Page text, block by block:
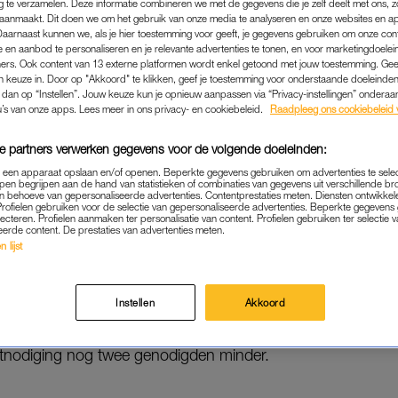
hebben namelijk geen drieduizend dollar over
zijn net zo verontwaardigd als haar eigen reactie.
genodigden waren van plan een vlucht te boeken naar
bruid maar moeilijk accepteren. ‘Oké, ik begrijp het,
te zijn is te veel voor sommigen van jullie. Ik zou voor
de vrouw – die anoniem is gelaten – sarcastisch.
haar feestwensen aan te passen. Dit wil niet
dit keer de bestemming, kostenplaatje: tweeduizend
nog twee genodigden minder.
te verzamelen. Deze informatie combineren we met de gegevens die je zelf deelt met ons,
Dit doen we om het gebruik van onze media te analyseren en onze websites en
kunnen we, als je hier toestemming voor geeft, je gegevens gebruiken om onze
en aanbod te personaliseren en je relevante advertenties te tonen, en voor
Ook content van 13 externe platformen wordt enkel getoond met jouw toestemming.
keuze in. Door op "Akkoord" te klikken, geef je toestemming voor onderstaande
op “Instellen”. Jouw keuze kun je opnieuw aanpassen via “Privacy-instellingen”
van onze apps. Lees meer in ons privacy- en cookiebeleid.
Raadpleeg ons cookiebeleid
partners verwerken gegevens voor de volgende doeleinden:
een apparaat opslaan en/of openen. Beperkte gegevens gebruiken om advertenties te
begrijpen aan de hand van statistieken of combinaties van gegevens uit verschillende
behoeve van gepersonaliseerde advertenties. Contentprestaties meten. Diensten
gebruiken voor de selectie van gepersonaliseerde advertenties. Beperkte
Profielen aanmaken ter personalisatie van content. Profielen gebruiken ter selectie
content. De prestaties van advertenties meten.
lijst
Instellen Akkoord